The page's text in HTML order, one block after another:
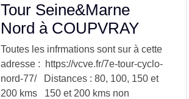
Tour Seine&Marne
Nord à COUPVRAY
Toutes les infrmations sont sur à cette
adresse : https://vcve.fr/7e-tour-cyclo-
nord-77/ Distances : 80, 100, 150 et
200 kms 150 et 200 kms non